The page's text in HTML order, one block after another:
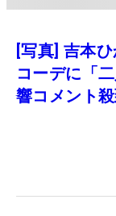
[写真] 吉本
コーデに「
響コメント殺